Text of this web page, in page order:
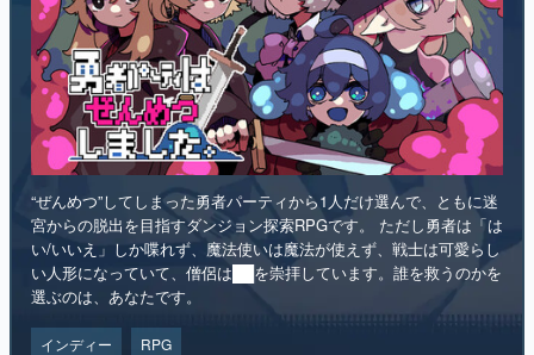
“ぜんめつ”してしまった勇者パーティから1人だけ選んで、ともに迷
宮からの脱出を目指すダンジョン探索RPGです。 ただし勇者は「は
い/いいえ」しか喋れず、魔法使いは魔法が使えず、戦士は可愛らし
い人形になっていて、僧侶は██を崇拝しています。誰を救うのかを
選ぶのは、あなたです。
インディー RPG